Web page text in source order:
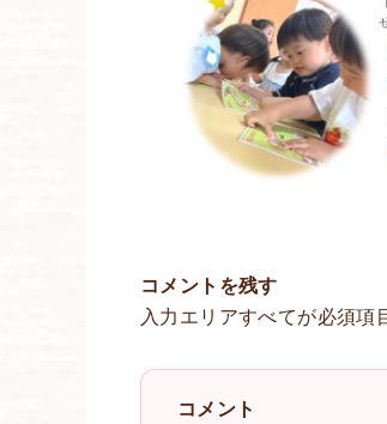
コメントを残す
入力エリアすべてが必須項
コメント